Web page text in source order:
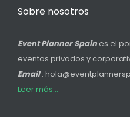
Sobre nosotros
Event Planner Spain es el
eventos privados y
Email:
Leer más...